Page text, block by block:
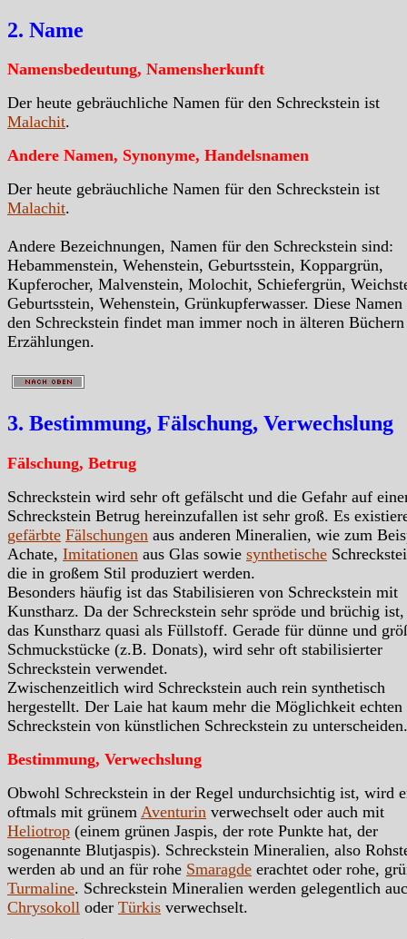
2. Name
Namensbedeutung, Namensherkunft
Der heute gebräuchliche Namen für den Schreckstein ist
Malachit.
Andere Namen, Synonyme, Handelsnamen
Der heute gebräuchliche Namen für den Schreckstein ist
Malachit.
Andere Bezeichnungen, Namen für den Schreckstein sind:
Hebammenstein, Wehenstein, Geburtsstein, Koppargrün,
Kupferocher, Malvenstein, Molochit, Schiefergrün,
Geburtsstein, Wehenstein, Grünkupferwasser. Diese
den Schreckstein findet man immer noch in älteren
Erzählungen.
3. Bestimmung, Fälschung, Verwechslung
Fälschung, Betrug
Schreckstein wird sehr oft gefälscht und die Gefahr auf
Schreckstein Betrug hereinzufallen ist sehr groß. Es
gefärbte Fälschungen aus anderen Mineralien, wie zum
Achate, Imitationen aus Glas sowie synthetische
die in großem Stil produziert werden.
Besonders häufig ist das Stabilisieren von Schreckstein mit
Kunstharz. Da der Schreckstein sehr spröde und brüchig
das Kunstharz quasi als Füllstoff. Gerade für dünne und
Schmuckstücke (z.B. Donats), wird sehr oft stabilisierter
Schreckstein verwendet.
Zwischenzeitlich wird Schreckstein auch rein synthetisch
hergestellt. Der Laie hat kaum mehr die Möglichkeit echten
Schreckstein von künstlichen Schreckstein zu
Bestimmung, Verwechslung
Obwohl Schreckstein in der Regel undurchsichtig ist, wird
oftmals mit grünem Aventurin verwechselt oder auch mit
Heliotrop (einem grünen Jaspis, der rote Punkte hat, der
sogenannte Blutjaspis). Schreckstein Mineralien, also
werden ab und an für rohe Smaragde erachtet oder rohe,
Turmaline. Schreckstein Mineralien werden gelegentlich
Chrysokoll oder Türkis verwechselt.